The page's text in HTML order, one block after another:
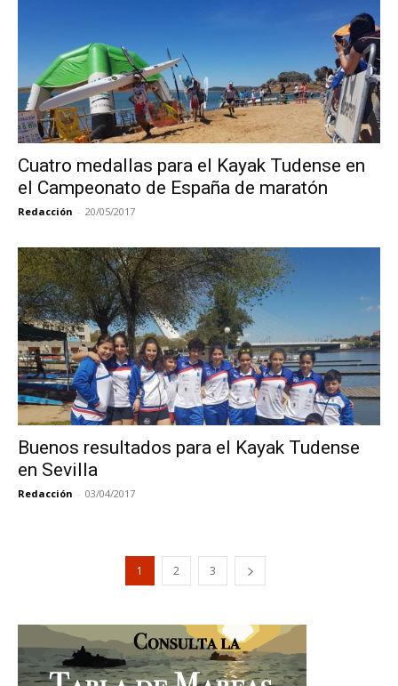
Cuatro medallas para el Kayak Tudense en
el Campeonato de España de maratón
Redacción - 20/05/2017
Buenos resultados para el Kayak Tudense
en Sevilla
Redacción - 03/04/2017
1 2 3